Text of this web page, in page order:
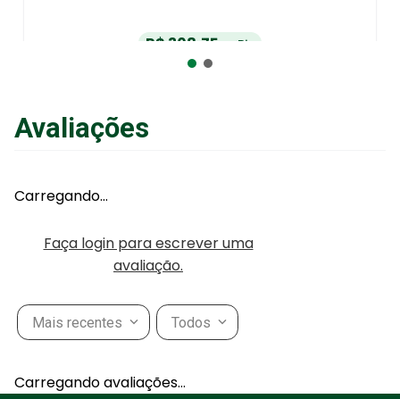
R$308,75no Pix
325,00em até
Adicionar ao Carrinho
Avaliações
Carregando…
Faça login para escrever uma
avaliação.
Mais recentes Todos
Carregando avaliações…